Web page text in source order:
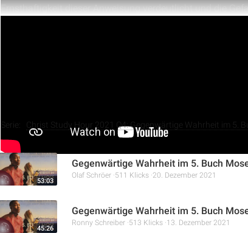
Ernsthaftigkeit dieser Anweisung verdeutlicht und die
Serie: Christ Study Hour 2021 Q4: Gegenwärtige Wahrheit im 5.
53:03
Gegenwärtige Wahrheit im 5. Buch
Olaf Schröer 511 Klicks 20. Dezember 2021
45:26
Gegenwärtige Wahrheit im 5. Buch
Ronny Schreiber 513 Klicks 13. Dezember 2021